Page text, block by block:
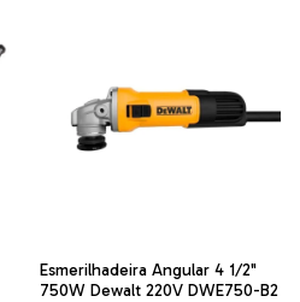
Esmerilhadeira Angular 4 1/2"
750W Dewalt 220V DWE750-B2